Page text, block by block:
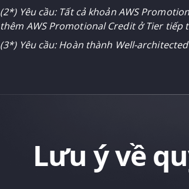
(2*) Yêu cầu: Tất cả khoản AWS
thêm AWS Promotional Credit ở Tier tiếp
(3*) Yêu cầu: Hoàn thành Well-
Lưu ý về